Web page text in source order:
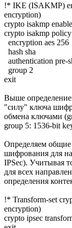
!* IKE (ISAKMP)
encryption)
crypto isakmp enable
crypto isakmp policy
encryption aes 256
hash sha
authentication pre-
group 2
exit
Выше
"силу" ключа
обмена ключами
group 5: 1536-bit
Определяем общие
шифрования для
IPSec). Учитывая
для всех
определения
!* Transform-set
encryption)
crypto ipsec